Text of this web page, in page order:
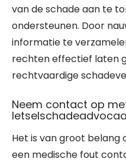
van de schade aan te
ondersteunen. Door
informatie te
rechten effectief laten
rechtvaardige
Neem contact op
Het is van groot belang
een medische fout